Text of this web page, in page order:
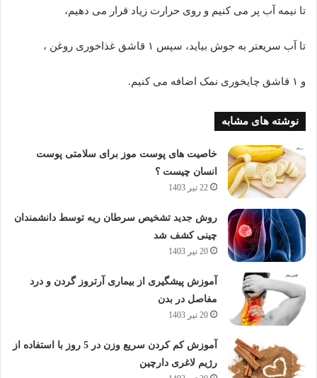
تا نیمه آب پر می کنیم و روی حرارت زیاد قرار می دهیم،
تا آب سریعتر به جوش بیاید، سپس ۱ قاشق غذاخوری روغن ،
و ۱ قاشق چایخوری نمک اضافه می کنیم.
نوشته های مشابه
خاصیت های پوست موز برای سلامتی پوست
انسان چیست ؟
22 تیر 1403
روش جدید تشخیص سرطان ریه توسط دانشمندان
چینی کشف شد
20 تیر 1403
آموزش پیشگیری از بیماری آرتروز گردن و درد
مفاصل در بدن
20 تیر 1403
آموزش کم کردن سریع وزن در 5 روز با استفاده از
رژیم لاغری دارچین